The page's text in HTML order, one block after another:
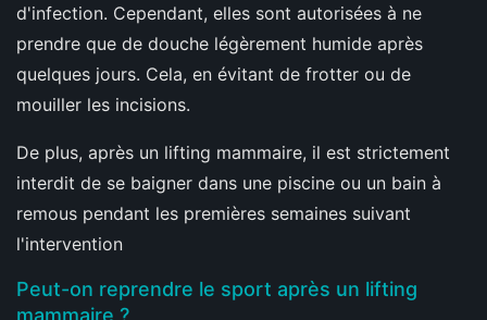
d'infection. Cependant, elles sont autorisées à ne
prendre que de douche légèrement humide après
quelques jours. Cela, en évitant de frotter ou de
mouiller les incisions.
De plus, après un lifting mammaire, il est strictement
interdit de se baigner dans une piscine ou un bain à
remous pendant les premières semaines suivant
l'intervention
Peut-on reprendre le sport après un lifting
mammaire ?